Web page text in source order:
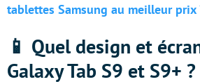
tablettes Samsung au meilleur prix
📱 Quel design et
Galaxy Tab S9 et S9+ ?